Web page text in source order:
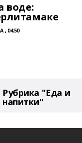
воде:
, 04:50
Рубрика "Еда и
напитки"